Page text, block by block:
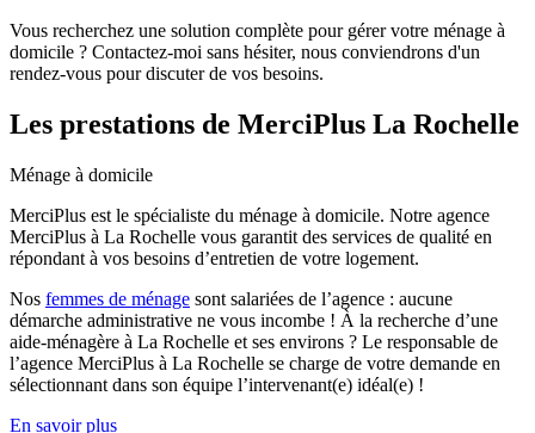
Vous recherchez une solution complète pour gérer votre ménage à
domicile ? Contactez-moi sans hésiter, nous conviendrons d'un
rendez-vous pour discuter de vos besoins.
Les prestations de MerciPlus La Rochelle
Ménage à domicile
MerciPlus est le spécialiste du ménage à domicile. Notre agence
MerciPlus à La Rochelle vous garantit des services de qualité en
répondant à vos besoins d’entretien de votre logement.
Nos femmes de ménage sont salariées de l’agence : aucune
démarche administrative ne vous incombe ! À la recherche d’une
aide-ménagère à La Rochelle et ses environs ? Le responsable de
l’agence MerciPlus à La Rochelle se charge de votre demande en
sélectionnant dans son équipe l’intervenant(e) idéal(e) !
En savoir plus